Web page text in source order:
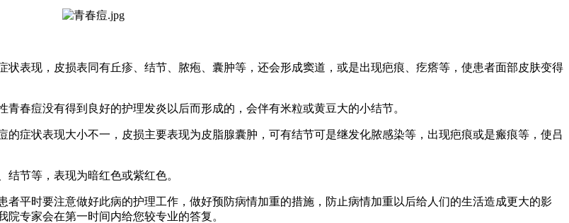
表现，皮损表同有丘疹、结节、脓疱、囊肿等，还会形成窦道，或是出现疤痕、疙瘩等，使患者面部皮肤变得
春痘没有得到良好的护理发炎以后而形成的，会伴有米粒或黄豆大的小结节。
症状表现大小不一，皮损主要表现为皮脂腺囊肿，可有结节可是继发化脓感染等，出现疤痕或是瘢痕等，使吕
节等，表现为暗红色或紫红色。
平时要注意做好此病的护理工作，做好预防病情加重的措施，防止病情加重以后给人们的生活造成更大的影
专家会在第一时间内给您较专业的答复。